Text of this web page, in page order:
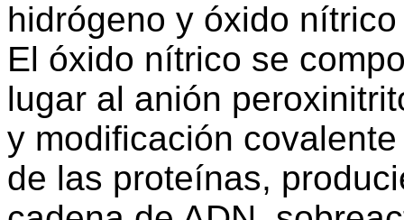
hidrógeno y óxido
El óxido nítrico se
lugar al anión
y modificación
de las proteínas,